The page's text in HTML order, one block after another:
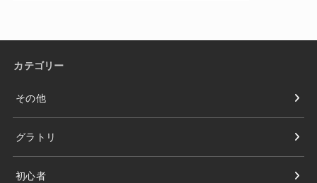
カテゴリー
その他
グラトリ
初心者